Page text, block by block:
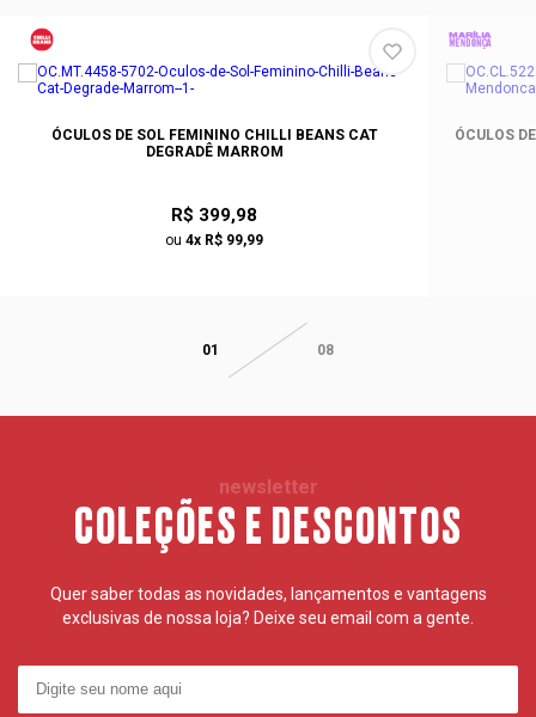
ÓCULOS DE SOL FEMININO CHILLI BEANS CAT
DEGRADÊ MARROM
R$ 399,98
ou 4x R$ 99,99
ÓCULOS
01 08
newsletter
COLEÇÕES E DESCONTOS
Quer saber todas as novidades, lançamentos e vantagens
exclusivas de nossa loja? Deixe seu email com a gente.